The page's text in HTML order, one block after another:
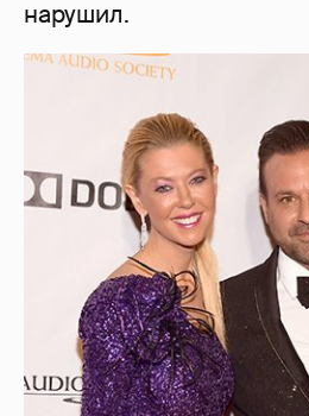
нарушил.